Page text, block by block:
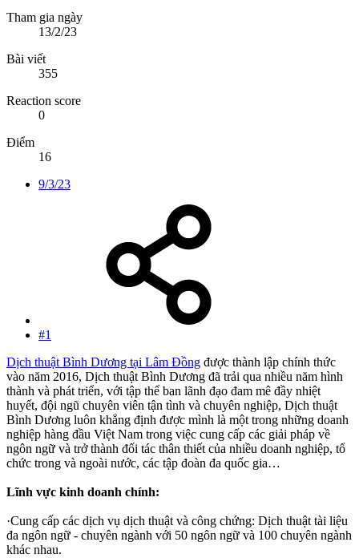
Tham gia ngày
13/2/23
Bài viết
355
Reaction score
0
Điểm
16
9/3/23
#1
Dịch thuật Bình Dương tại Lâm Đồng được thành lập chính thức
vào năm 2016, Dịch thuật Bình Dương đã trải qua nhiều năm hình
thành và phát triển, với tập thể ban lãnh đạo đam mê đầy nhiệt
huyết, đội ngũ chuyên viên tận tình và chuyên nghiệp, Dịch thuật
Bình Dương luôn khẳng định được mình là một trong những doanh
nghiệp hàng đầu Việt Nam trong việc cung cấp các giải pháp về
ngôn ngữ và trở thành đối tác thân thiết của nhiều doanh nghiệp, tổ
chức trong và ngoài nước, các tập đoàn đa quốc gia…
Lĩnh vực kinh doanh chính:
·Cung cấp các dịch vụ dịch thuật và công chứng: Dịch thuật tài liệu
đa ngôn ngữ - chuyên ngành với 50 ngôn ngữ và 100 chuyên ngành
khác nhau.